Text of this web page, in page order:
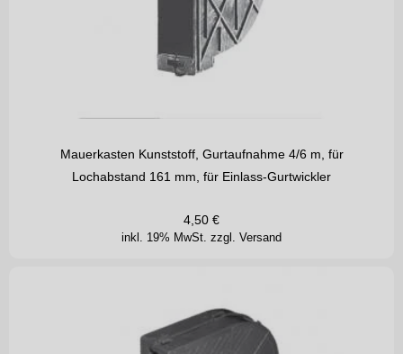
Mauerkasten Kunststoff, Gurtaufnahme 4/6 m, für
Lochabstand 161 mm, für Einlass-Gurtwickler
inkl. 19% MwSt. zzgl. Versand
4,50 €